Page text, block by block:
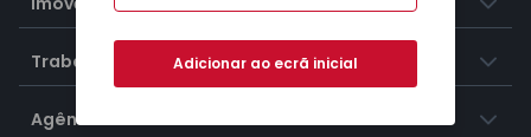
Trabalhar na ERA
Agências ERA
Adicionar ao ecrã inicial